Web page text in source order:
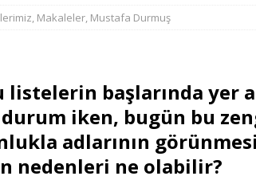
, Makaleler, Mustafa Durmuş
listelerin başlarında yer
iken, bugün bu
adlarının
nedenleri ne olabilir?